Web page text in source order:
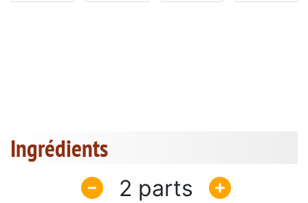
Ingrédients
2